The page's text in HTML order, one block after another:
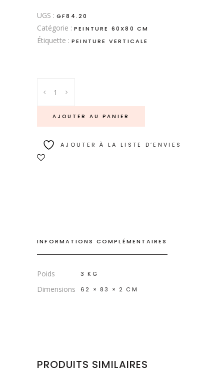
UGS : GF84.20
Catégorie : PEINTURE 60X80 CM
Étiquette : PEINTURE VERTICALE
quantity
AJOUTER AU PANIER
AJOUTER À LA LISTE D’ENVIES
INFORMATIONS COMPLÉMENTAIRES
Poids 3 KG
Dimensions 62 × 83 × 2 CM
PRODUITS SIMILAIRES